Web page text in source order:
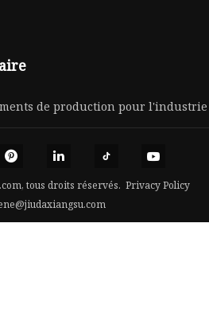
de production pour
tous droits réservés. Privacy Policy